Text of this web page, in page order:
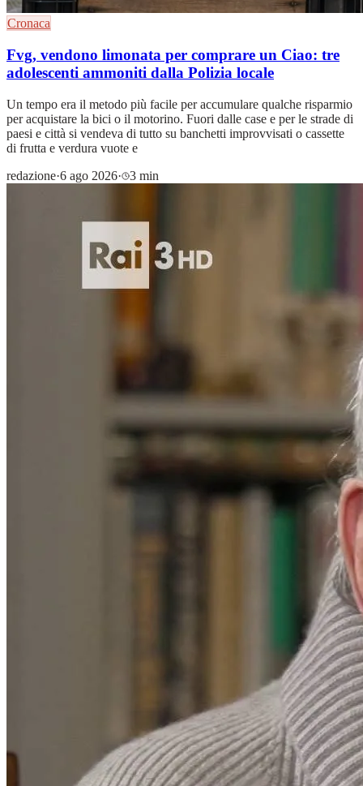
Cronaca
Fvg, vendono limonata per comprare un Ciao: tre
adolescenti ammoniti dalla Polizia locale
Un tempo era il metodo più facile per accumulare qualche risparmio
per acquistare la bici o il motorino. Fuori dalle case e per le strade di
paesi e città si vendeva di tutto su banchetti improvvisati o cassette
di frutta e verdura vuote e
redazione·6 ago 2026· 3 min